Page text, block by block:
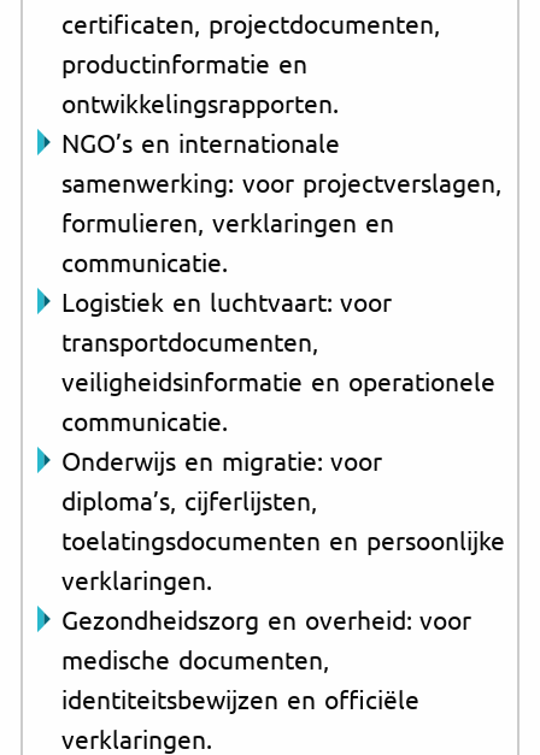
certificaten, projectdocumenten,
productinformatie en
ontwikkelingsrapporten.
NGO’s en internationale
samenwerking: voor projectverslagen,
formulieren, verklaringen en
communicatie.
Logistiek en luchtvaart: voor
transportdocumenten,
veiligheidsinformatie en operationele
communicatie.
Onderwijs en migratie: voor
diploma’s, cijferlijsten,
toelatingsdocumenten en persoonlijke
verklaringen.
Gezondheidszorg en overheid: voor
medische documenten,
identiteitsbewijzen en officiële
verklaringen.